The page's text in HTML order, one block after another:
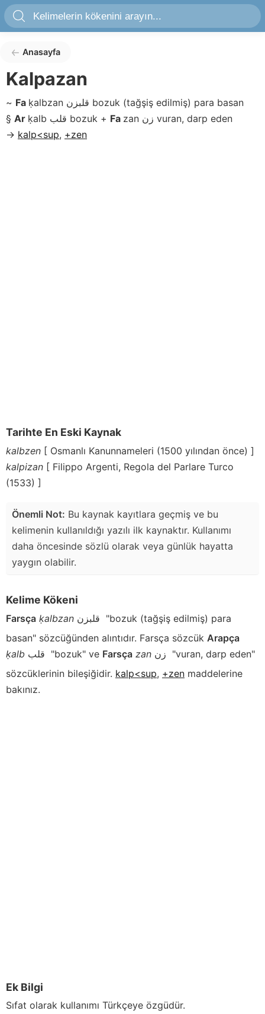
Anasayfa
Kalpazan
~ Fa ḳalbzan
bozuk (tağşiş edilmiş) para basan
§ Ar ḳalb bozuk + Fa zan
vuran, darp eden
→ kalp<sup, +zen
Tarihte En Eski Kaynak
kalbzen [ Osmanlı Kanunnameleri (1500 yılından önce) ]
kalpizan [ Filippo Argenti, Regola del Parlare Turco
(1533) ]
Önemli Not: Bu kaynak kayıtlara geçmiş ve bu
kelimenin kullanıldığı yazılı ilk kaynaktır. Kullanımı
daha öncesinde sözlü olarak veya günlük hayatta
yaygın olabilir.
Kelime Kökeni
Farsça ḳalbzan
"bozuk (tağşiş edilmiş) para
basan" sözcüğünden alıntıdır. Farsça sözcük Arapça
ḳalb
"bozuk" ve Farsça zan
"vuran, darp eden"
sözcüklerinin bileşiğidir. kalp<sup, +zen maddelerine
bakınız.
Ek Bilgi
Sıfat olarak kullanımı Türkçeye özgüdür.